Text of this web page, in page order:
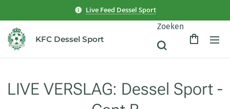
Live Feed Dessel Sport
KFC Dessel Sport
Zoeken
LIVE VERSLAG: Dessel Sport -